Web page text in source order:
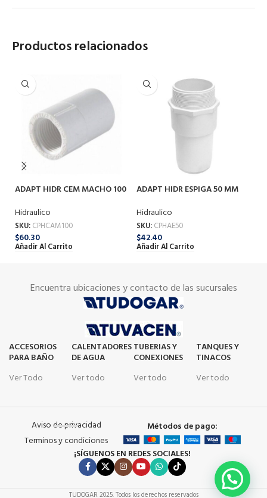
Productos relacionados
ADAPT HIDR CEM MACHO 100
Hidraulico
SKU: CPHCAM100
$60.30
Añadir Al Carrito
ADAPT HIDR ESPIGA 50 MM
Hidraulico
SKU: CPHAE50
$42.40
Añadir Al Carrito
Encuentra ubicaciones y contacto de las sucursales
ACCESORIOS
PARA BAÑO
Ver Todo
CALENTADORES
DE AGUA
Ver todo
TUBERIAS Y
CONEXIONES
Ver todo
TANQUES Y
TINACOS
Ver todo
Aviso de privacidad
Terminos y condiciones
Métodos de pago:
¡SÍGUENOS EN REDES SOCIALES!
TUDOGAR 2025. Todos los derechos reservados